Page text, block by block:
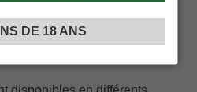
des liquides
DE 18 ANS